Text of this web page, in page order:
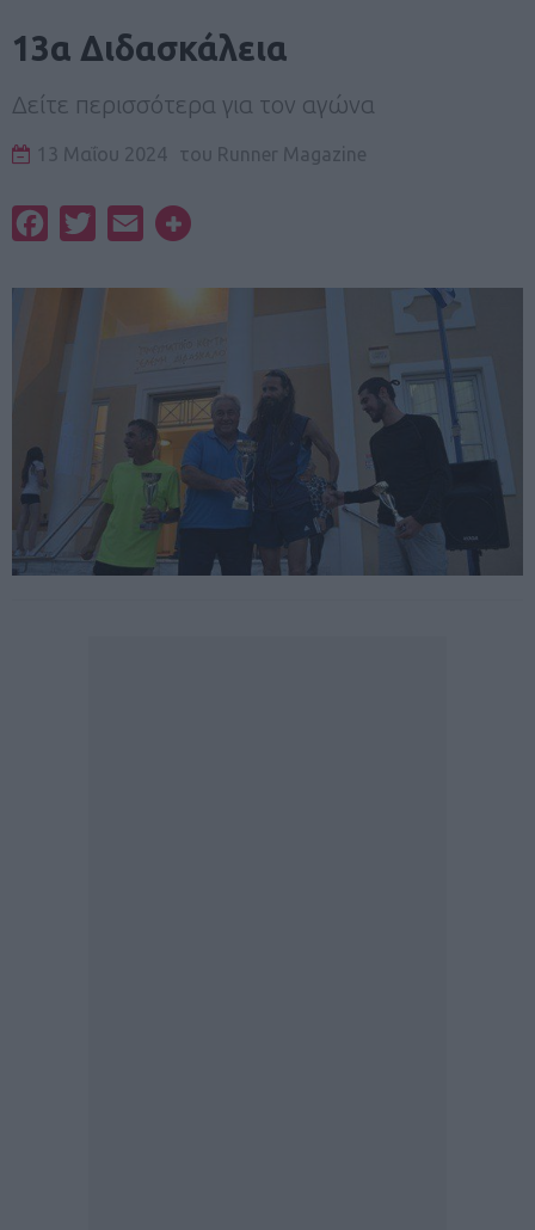
13α Διδασκάλεια
Δείτε περισσότερα για τον αγώνα
13 Μαΐου 2024 του Runner Magazine
FacebookTwitterEmail